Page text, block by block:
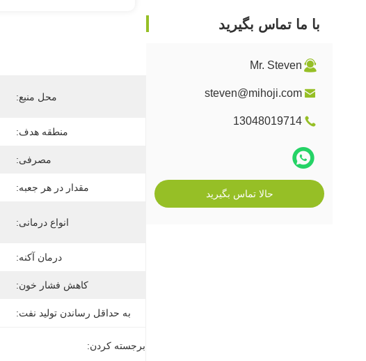
با ما تماس بگیرید
Mr. Steven
steven@mihoji.com
13048019714
حالا تماس بگیرید
محل منبع:
منطقه هدف:
مصرفی:
مقدار در هر جعبه:
انواع درمانی:
درمان آکنه:
کاهش فشار خون:
به حداقل رساندن تولید نفت:
برجسته کردن: